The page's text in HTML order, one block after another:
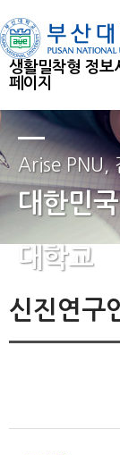
생활밀착형 정보
페이지
Arise PNU,
대한민
대학교
신진연구